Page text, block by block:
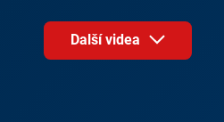
Další videa